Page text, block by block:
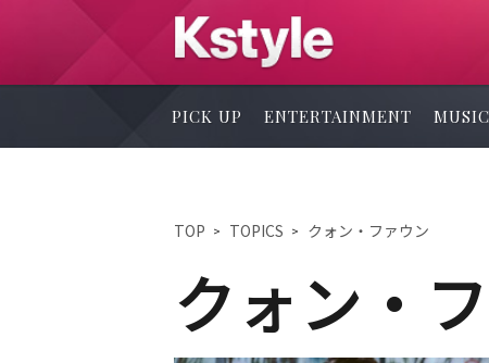
PICK UP ENTERTAINMENT MUSIC
TOP TOPICS クォン・ファウン
クォン・